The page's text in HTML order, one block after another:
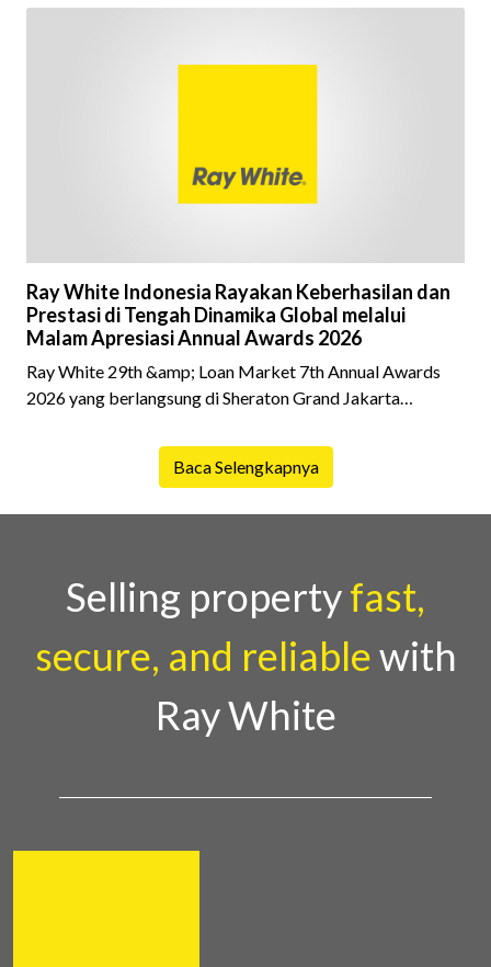
kepemilikan hunian maupun investasi properti. Namun
fokus pada harga atau lokasi tanpa memperhatikan
Ray White Indonesia Rayakan Keberhasilan dan
Prestasi di Tengah Dinamika Global melalui
Malam Apresiasi Annual Awards 2026
Ray White 29th &amp; Loan Market 7th Annual Awards
2026 yang berlangsung di Sheraton Grand Jakarta
istimewa bagi para pelaku industri properti dan keuangan.
Lebih dari 400 marketing executives dan principals
Director Ray White Indon
Baca Selengkapnya
Selling propertyfast,
secure, and reliablewith
Ray White